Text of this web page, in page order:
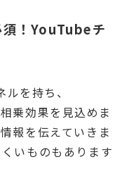
須！YouTubeチ
を持ち、
乗効果を見込めま
報を伝えていきま
いものもあります